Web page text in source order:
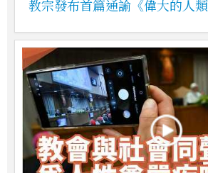
教宗發布首篇通諭《偉大的人類